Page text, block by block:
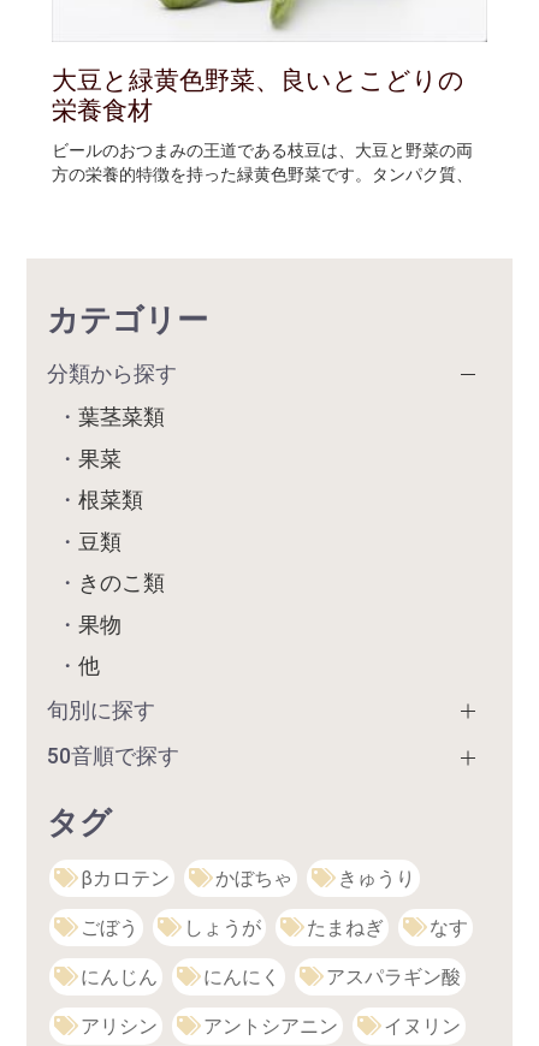
大豆と緑黄色野菜、良いとこどりの
栄養食材
ビールのおつまみの王道である枝豆は、大豆と野菜の両
方の栄養的特徴を持った緑黄色野菜です。タンパク質、
カテゴリー
分類から探す
葉茎菜類
果菜
根菜類
豆類
きのこ類
果物
他
旬別に探す
50音順で探す
タグ
βカロテン かぼちゃ きゅうり
ごぼう しょうが たまねぎ なす
にんじん にんにく アスパラギン酸
アリシン アントシアニン イヌリン